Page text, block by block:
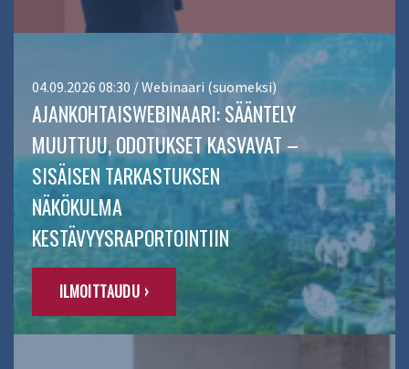
04.09.2026 08:30 / Webinaari (suomeksi)
AJANKOHTAISWEBINAARI: SÄÄNTELY
MUUTTUU, ODOTUKSET KASVAVAT –
SISÄISEN TARKASTUKSEN
NÄKÖKULMA
KESTÄVYYSRAPORTOINTIIN
ILMOITTAUDU ›